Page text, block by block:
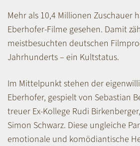
Mehr als 10,4 Millionen Zuschauer
Eberhofer-Filme gesehen. Damit
meistbesuchten deutschen
Jahrhunderts – ein Kultstatus.
Im Mittelpunkt stehen der
Eberhofer, gespielt von Sebastian
treuer Ex-Kollege Rudi
Simon Schwarz. Diese ungleiche
emotionale und komödiantische